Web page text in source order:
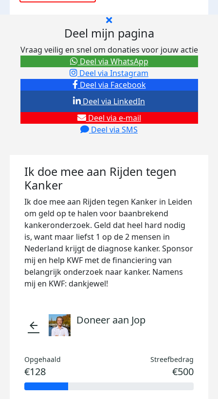
Deel mijn pagina
Vraag veilig en snel om donaties voor jouw actie
Deel via Facebook
Deel via Instagram
Deel via e-mail
Deel via SMS
Deel via LinkedIn
Deel via WhatsApp
Ik doe mee aan Rijden tegen
Kanker
Ik doe mee aan Rijden tegen Kanker in Leiden
om geld op te halen voor baanbrekend
kankeronderzoek. Geld dat heel hard nodig
is, want maar liefst 1 op de 2 mensen in
Nederland krijgt de diagnose kanker. Sponsor
mij en help KWF met de financiering van
belangrijk onderzoek naar kanker. Namens
mij en KWF: dankjewel!
arrow_back Doneer aan Jop
Opgehaald
€128
Streefbedrag
€500